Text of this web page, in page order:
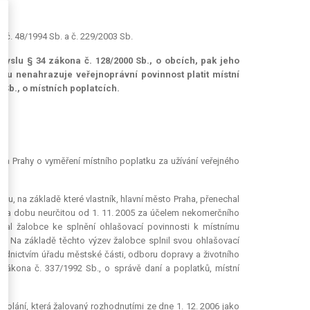
48/1994 Sb. a č. 229/2003 Sb.
§ 34 zákona č. 128/2000 Sb., o obcích, pak jeho
nenahrazuje veřejnoprávní povinnost platit místní
Sb., o místních poplatcích.
Prahy o vyměření místního poplatku za užívání veřejného
na základě které vlastník, hlavní město Praha, přenechal
dobu neurčitou od 1. 11. 2005 za účelem nekomerčního
žalobce ke splnění ohlašovací povinnosti k místnímu
Na základě těchto výzev žalobce splnil svou ohlašovací
úřadu městské části, odboru dopravy a životního
č. 337/1992 Sb., o správě daní a poplatků, místní
která žalovaný rozhodnutími ze dne 1. 12. 2006 jako